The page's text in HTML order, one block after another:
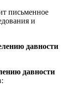
письменное
и
давности
давности